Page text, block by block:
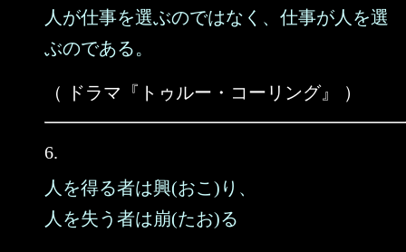
人が仕事を選ぶのではなく、仕事が人を選
ぶのである。
（ ドラマ『トゥルー・コーリング』 ）
6.
人を得る者は興(おこ)り、
人を失う者は崩(たお)る